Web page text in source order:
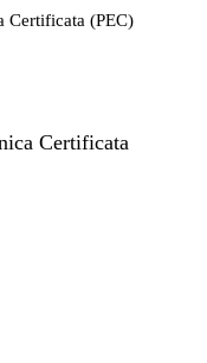
Certificata (PEC)
Certificata